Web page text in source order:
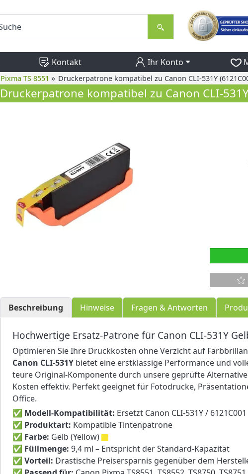
Kontakt Ihr Konto
TS 8551 » Druckerpatrone kompatibel zu Canon CLI-531Y
Druckerpatrone kompatibel zu Canon CLI-
Beschreibung Hinweise Fragen & Antworten
Hochwertige Ersatz-Patrone für Canon CLI-531Y
Optimieren Sie Ihre Druckkosten ohne Verzicht auf
Canon CLI-531Y bietet eine erstklassige Performance und
teure Original-Komponente durch unsere geprüfte
Kosten effektiv. Perfekt geeignet für Fotodrucke,
Office.
✅ Modell-Kompatibilität: Ersetzt Canon CLI-531Y / 6121C001
✅ Produktart: Kompatible Tintenpatrone
✅ Farbe: Gelb (Yellow)
✅ Füllmenge: 9,4 ml – Entspricht der Standard-Kapazität
✅Vorteil: Drastische Preisersparnis gegenüber dem